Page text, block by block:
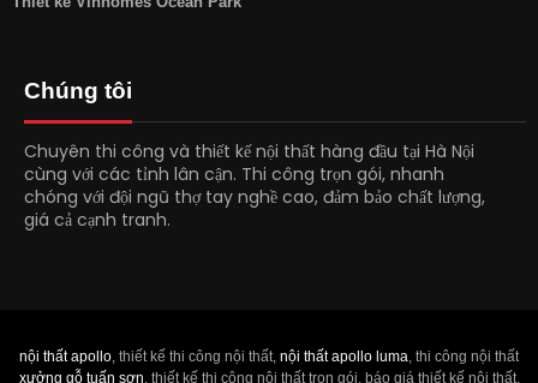
Chúng tôi
Chuyên thi công và thiết kế nội thất hàng đầu tại Hà Nội
cùng với các tỉnh lân cận. Thi công trọn gói, nhanh
chóng với đội ngũ thợ tay nghề cao, đảm bảo chất lượng,
giá cả cạnh tranh.
nội thất apollo , thiết kế thi công nội thất, nội thất apollo luma , thi công nội thất
xưởng gỗ tuấn sơn , thiết kế thi công nội thất trọn gói, báo giá thiết kế nội thất,